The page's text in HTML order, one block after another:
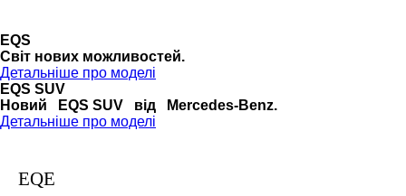
EQS
Cвіт нових можливостей.
Детальніше про моделі
EQS SUV
Новий EQS SUV від Mercedes-Benz.
Детальніше про моделі
EQE